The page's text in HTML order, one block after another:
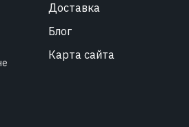
Доставка
Блог
Карта сайта